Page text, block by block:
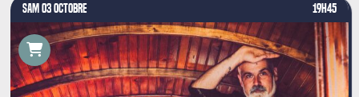
SAM 03 OCTOBRE 19H45